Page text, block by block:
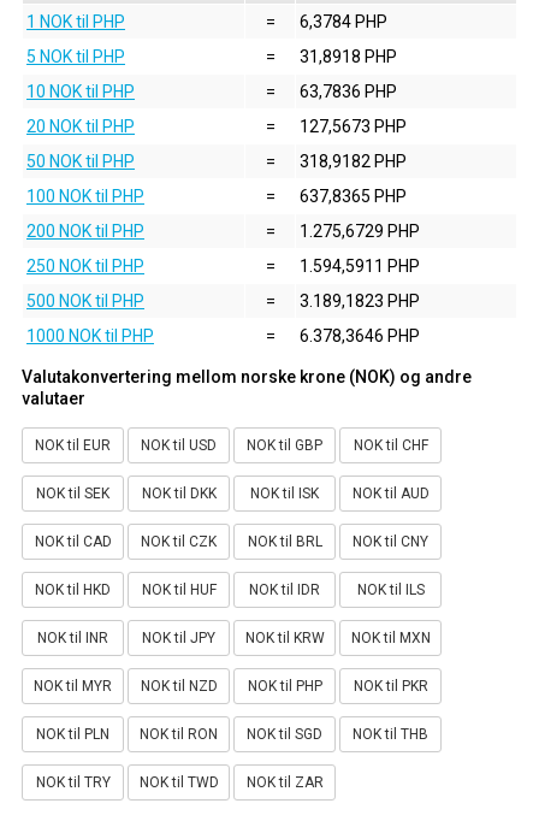
1 NOK til PHP
=
6,3784 PHP
5 NOK til PHP
=
31,8918 PHP
10 NOK til PHP
=
63,7836 PHP
20 NOK til PHP
=
127,5673 PHP
50 NOK til PHP
=
318,9182 PHP
100 NOK til PHP
=
637,8365 PHP
200 NOK til PHP
=
1.275,6729 PHP
250 NOK til PHP
=
1.594,5911 PHP
500 NOK til PHP
=
3.189,1823 PHP
1000 NOK til PHP
= 6.378,3646 PHP
Valutakonvertering mellom norske krone (NOK) og andre
valutaer
NOK til EUR NOK til USD NOK til GBP NOK til CHF
NOK til SEK NOK til DKK NOK til ISK NOK til AUD
NOK til CAD NOK til CZK NOK til BRL NOK til CNY
NOK til HKD NOK til HUF NOK til IDR NOK til ILS
NOK til INR NOK til JPY NOK til KRW NOK til MXN
NOK til MYR NOK til NZD NOK til PHP NOK til PKR
NOK til PLN NOK til RON NOK til SGD NOK til THB
NOK til TRY NOK til TWD NOK til ZAR